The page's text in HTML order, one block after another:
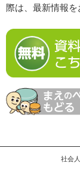
際は、最新情報を
社会